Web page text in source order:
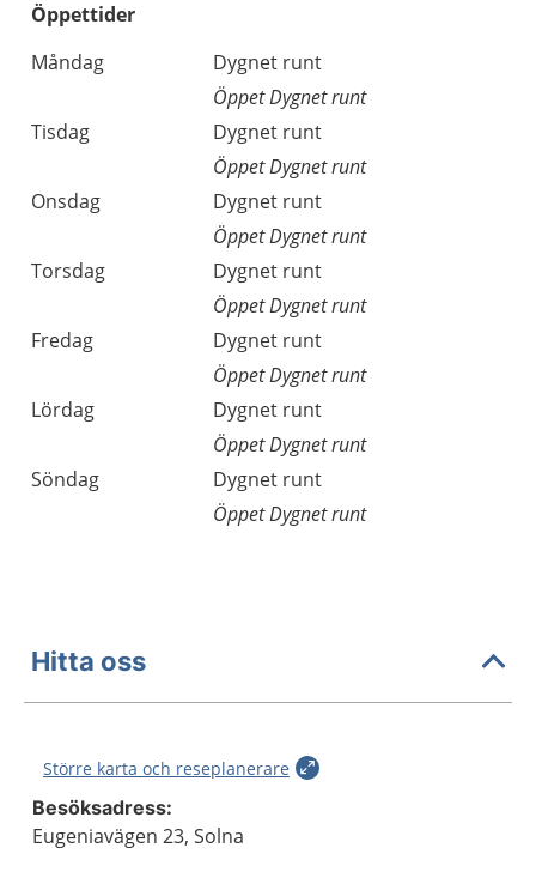
Öppettider
Dag
Öppettider
Kommentarer
Måndag
Dygnet runt
Öppet Dygnet runt
Tisdag
Dygnet runt
Öppet Dygnet runt
Onsdag
Dygnet runt
Öppet Dygnet runt
Torsdag
Dygnet runt
Öppet Dygnet runt
Fredag
Dygnet runt
Öppet Dygnet runt
Lördag
Dygnet runt
Öppet Dygnet runt
Söndag
Dygnet runt
Öppet Dygnet runt
Hitta oss
Större karta och reseplanerare
Besöksadress:
Eugeniavägen 23, Solna